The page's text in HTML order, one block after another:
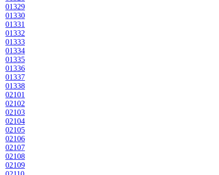
01329
01330
01331
01332
01333
01334
01335
01336
01337
01338
02101
02102
02103
02104
02105
02106
02107
02108
02109